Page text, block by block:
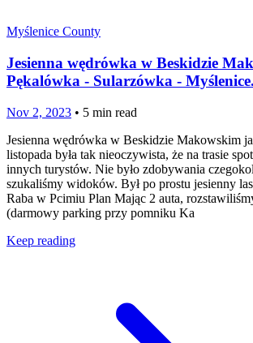
Myślenice County
Jesienna wędrówka w Beskidzie
Pękalówka - Sularzówka - Myślenice.
Nov 2, 2023 • 5 min read
Jesienna wędrówka w Beskidzie Makowskim
listopada była tak nieoczywista, że na trasie
innych turystów. Nie było zdobywania
szukaliśmy widoków. Był po prostu jesienny
Raba w Pcimiu Plan Mając 2 auta,
(darmowy parking przy pomniku Ka
Keep reading